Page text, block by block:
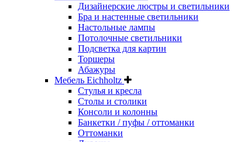
Дизайнерские люстры и светильники
Бра и настенные светильники
Настольные лампы
Потолочные светильники
Подсветка для картин
Торшеры
Абажуры
Мебель Eichholtz
Стулья и кресла
Столы и столики
Консоли и колонны
Банкетки / пуфы / оттоманки
Оттоманки